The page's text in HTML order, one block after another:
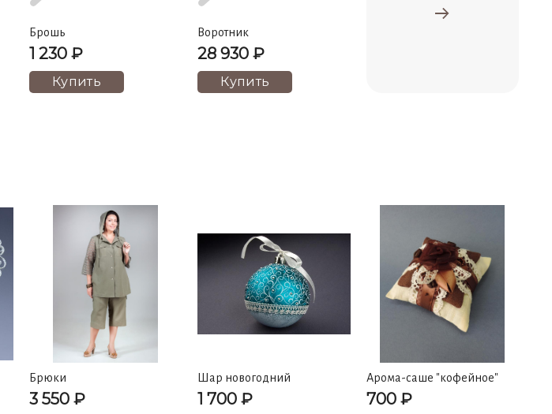
Брошь
1 230 ₽
Купить
Воротник
28 930 ₽
Купить
Брюки
3 550 ₽
Шар новогодний
1 700 ₽
Арома-саше "кофейное"
700 ₽